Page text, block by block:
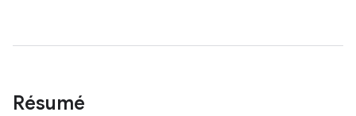
Résumé